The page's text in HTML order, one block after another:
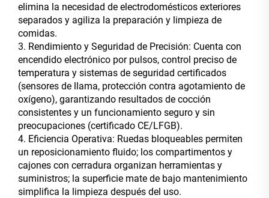
elimina la necesidad de electrodomésticos exteriores
separados y agiliza la preparación y limpieza de
comidas.
3. Rendimiento y Seguridad de Precisión: Cuenta con
encendido electrónico por pulsos, control preciso de
temperatura y sistemas de seguridad certificados
(sensores de llama, protección contra agotamiento de
oxígeno), garantizando resultados de cocción
consistentes y un funcionamiento seguro y sin
preocupaciones (certificado CE/LFGB).
4. Eficiencia Operativa: Ruedas bloqueables permiten
un reposicionamiento fluido; los compartimentos y
cajones con cerradura organizan herramientas y
suministros; la superficie mate de bajo mantenimiento
simplifica la limpieza después del uso.